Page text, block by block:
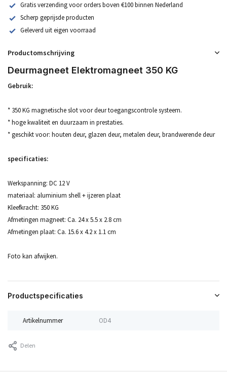
Gratis verzending voor orders boven €100 binnen Nederland
Scherp geprijsde producten
Geleverd uit eigen voorraad
Productomschrijving
Deurmagneet Elektromagneet 350 KG
Gebruik:
* 350 KG magnetische slot voor deur toegangscontrole systeem.
* hoge kwaliteit en duurzaam in prestaties.
* geschikt voor: houten deur, glazen deur, metalen deur, brandwerende deur
specificaties:
Werkspanning: DC 12 V
materiaal: aluminium shell + ijzeren plaat
Kleefkracht: 350 KG
Afmetingen magneet: Ca. 24 x 5.5 x 2.8 cm
Afmetingen plaat: Ca. 15.6 x 4.2 x 1.1 cm
Foto kan afwijken.
Productspecificaties
Artikelnummer OD4
Delen